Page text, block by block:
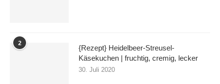
2
{Rezept} Heidelbeer-Streusel-
Käsekuchen | fruchtig, cremig, lecker
30. Juli 2020